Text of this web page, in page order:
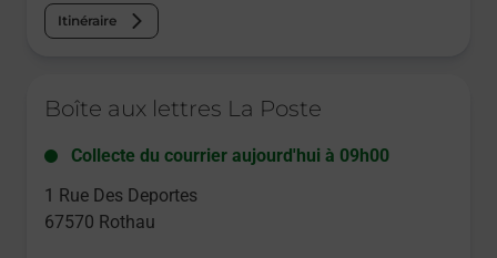
Itinéraire
Boîte aux lettres La Poste
Collecte du courrier aujourd'hui à 09h00
1 Rue Des Deportes
67570 Rothau